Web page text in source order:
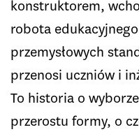
konstruktorem,
robota
przemysłowych
przenosi uczniów i
To historia o
przerostu formy, o